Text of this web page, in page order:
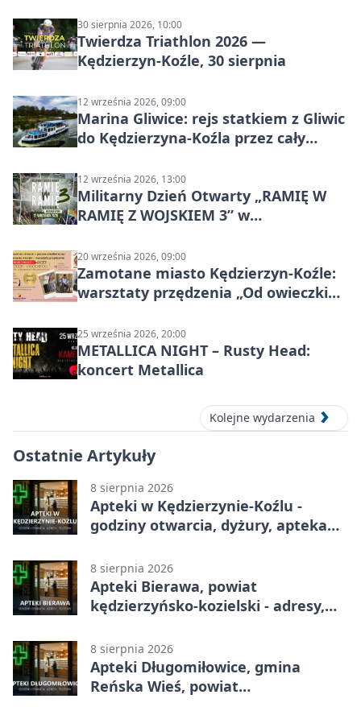
30 sierpnia 2026, 10:00
Twierdza Triathlon 2026 —
Kędzierzyn-Koźle, 30 sierpnia
12 września 2026, 09:00
Marina Gliwice: rejs statkiem z Gliwic
do Kędzierzyna-Koźla przez cały
12 września 2026, 13:00
Militarny Dzień Otwarty „RAMIĘ W
RAMIĘ Z WOJSKIEM 3” w
20 września 2026, 09:00
Zamotane miasto Kędzierzyn-Koźle:
warsztaty przędzenia „Od owieczki
25 września 2026, 20:00
METALLICA NIGHT – Rusty Head:
koncert Metallica
Kolejne wydarzenia
Ostatnie Artykuły
8 sierpnia 2026
Apteki w Kędzierzynie-Koźlu -
godziny otwarcia, dyżury, apteka
8 sierpnia 2026
Apteki Bierawa, powiat
kędzierzyńsko-kozielski - adresy,
8 sierpnia 2026
Apteki Długomiłowice, gmina
Reńska Wieś, powiat